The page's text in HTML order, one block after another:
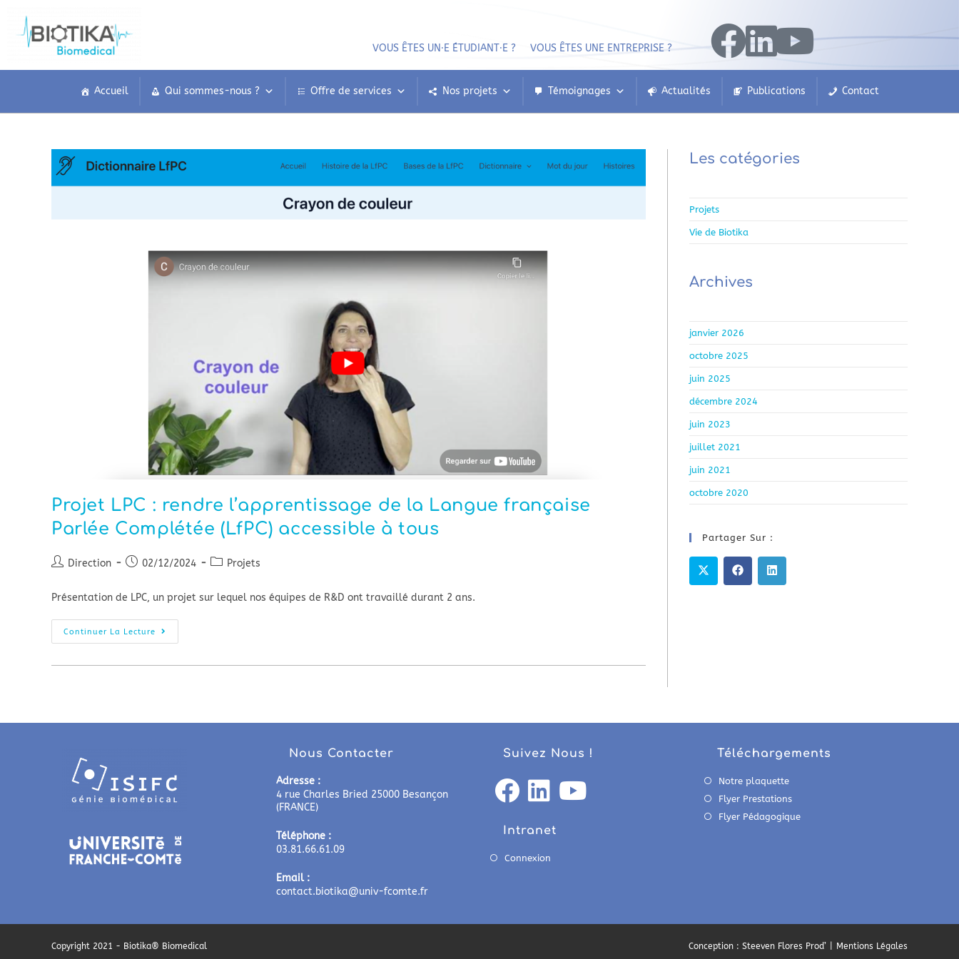
VOUS ÊTES UN⸱E ÉTUDIANT⸱E ? VOUS ÊTES UNE ENTREPRISE ?
Accueil Qui sommes-nous ? Offre de services Nos projets Témoignages Actualités Publications Contact
Projet LPC : rendre l’apprentissage de la Langue française
Parlée Complétée (LfPC) accessible à tous
Direction 02/12/2024 Projets
Présentation de LPC, un projet sur lequel nos équipes de R&D ont travaillé durant 2 ans.
Continuer La Lecture
Les catégories
Projets
Vie de Biotika
Archives
janvier 2026
octobre 2025
juin 2025
décembre 2024
juin 2023
juillet 2021
juin 2021
octobre 2020
Partager Sur :
Nous Contacter
Adresse :
4 rue Charles Bried 25000 Besançon
(FRANCE)
Téléphone :
03.81.66.61.09
Email :
contact.biotika@univ-fcomte.fr
Suivez Nous !
Intranet
Connexion
Téléchargements
Notre plaquette
Flyer Prestations
Flyer Pédagogique
Conception : Steeven Flores Prod’ Mentions Légales
Copyright 2021 - Biotika® Biomedical